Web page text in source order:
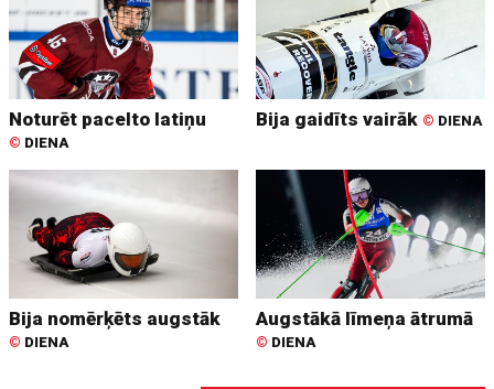
Noturēt pacelto latiņu
© DIENA
Bija gaidīts vairāk © DIENA
Bija nomērķēts augstāk
© DIENA
Augstākā līmeņa ātrumā
© DIENA